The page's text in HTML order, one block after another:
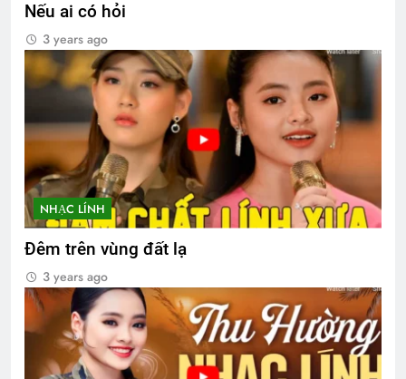
Nếu ai có hỏi
3 years ago
NHẠC LÍNH
Đêm trên vùng đất lạ
3 years ago